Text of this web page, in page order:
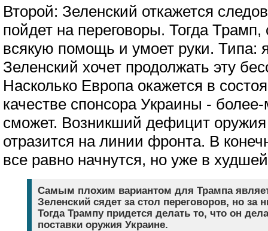
Второй: Зеленский откажется
пойдет на переговоры. Тогда Трамп,
всякую помощь и умоет руки. Типа:
Зеленский хочет продолжать эту
Насколько Европа окажется в
качестве спонсора Украины -
сможет. Возникший дефицит оружия
отразится на линии фронта. В
все равно начнутся, но уже в
Самым плохим вариантом для Трампа
Зеленский сядет за стол переговоров, но за
Тогда Трампу придется делать то, что он
поставки оружия Украине.